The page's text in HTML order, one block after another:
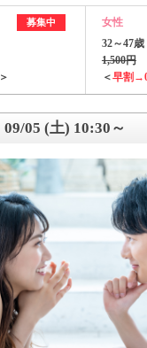
募集中
＞
女性
32～47歳
1,500円
＜早割
09/05 (土) 10:30～